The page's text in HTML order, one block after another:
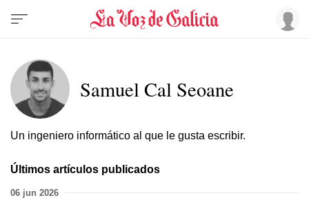
Samuel Cal Seoane
Un ingeniero informático al que le gusta escribir.
Últimos artículos publicados
06 jun 2026